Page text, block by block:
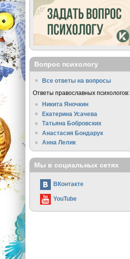
Вопрос психологу
Все ответы на вопросы
Ответы православных психологов:
Никита Яночкин
Екатерина Усачева
Татьяна Бобровских
Анастасия Бондарук
Анна Лелик
Мы в социальных сетях
ВКонтакте
YouTube